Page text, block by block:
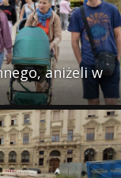
aniżeli w